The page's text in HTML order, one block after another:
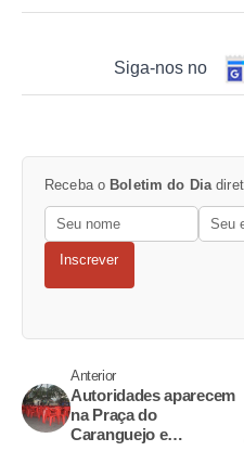
Siga-nos no
Receba o Boletim do Dia
Inscrever
Anterior
Autoridades aparecem
na Praça do
Caranguejo e